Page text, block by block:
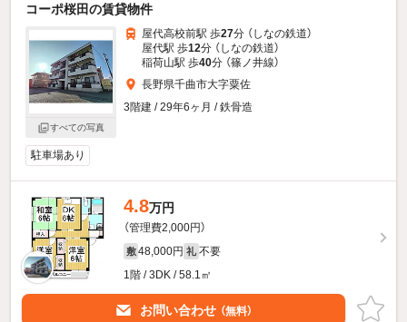
コーポ桜田の賃貸物件
すべての写真
屋代高校前駅 歩27分 （しなの鉄道）
屋代駅 歩12分 （しなの鉄道）
稲荷山駅 歩40分 （篠ノ井線）
長野県千曲市大字粟佐
3階建 / 29年6ヶ月 / 鉄骨造
駐車場あり
4.8万円
（管理費2,000円）
敷 48,000円 礼 不要
1階 / 3DK / 58.1㎡
お問い合わせ （無料）